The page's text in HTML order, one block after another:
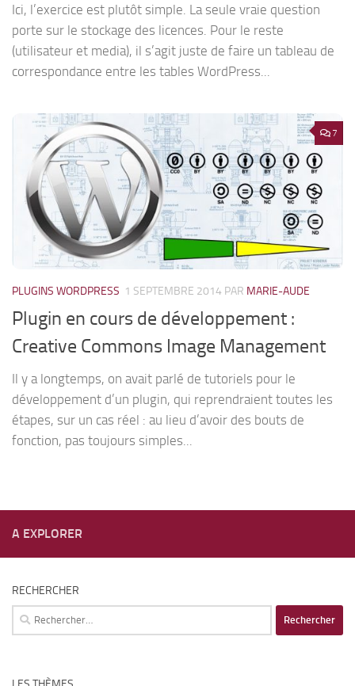
Ici, l’exercice est plutôt simple. La seule vraie question
porte sur le stockage des licences. Pour le reste
(utilisateur et media), il s’agit juste de faire un tableau de
correspondance entre les tables WordPress...
7
PLUGINS WORDPRESS 1 SEPTEMBRE 2014 PAR MARIE-AUDE
Plugin en cours de développement :
Creative Commons Image Management
Il y a longtemps, on avait parlé de tutoriels pour le
développement d’un plugin, qui reprendraient toutes les
étapes, sur un cas réel : au lieu d’avoir des bouts de
fonction, pas toujours simples...
A EXPLORER
RECHERCHER
Rechercher :